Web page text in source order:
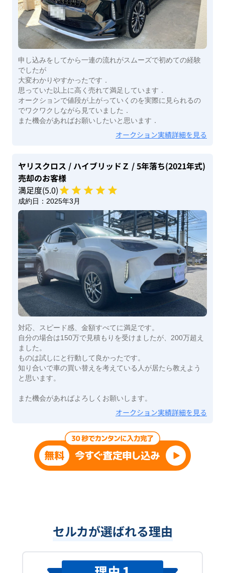
申し込みをしてから一連の流れがスムーズで初めての経験
でしたが
大変わかりやすかったです．
思っていた以上に高く売れて満足しています．
オークションで値段が上がっていくのを実際に見られるの
でワクワクしながら見ていました．
また機会があればお願いしたいと思います．
オークション実績詳細を見る
ヤリスクロス / ハイブリッドＺ / 5年落ち(2021年式)
売却のお客様
満足度(5.0)
成約日： 2025年3月
対応、スピード感、金額すべてに満足です。
自分の場合は150万で見積もりを受けましたが、200万超え
ました。
ものは試しにと行動して良かったです。
知り合いで車の買い替えを考えている人が居たら教えよう
と思います。
また機会があればよろしくお願いします。
オークション実績詳細を見る
セルカが選ばれる理由